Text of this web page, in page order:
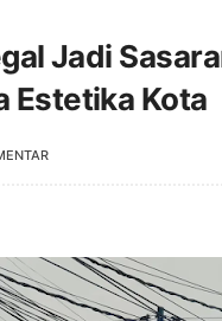
Jadi
Estetika Kota